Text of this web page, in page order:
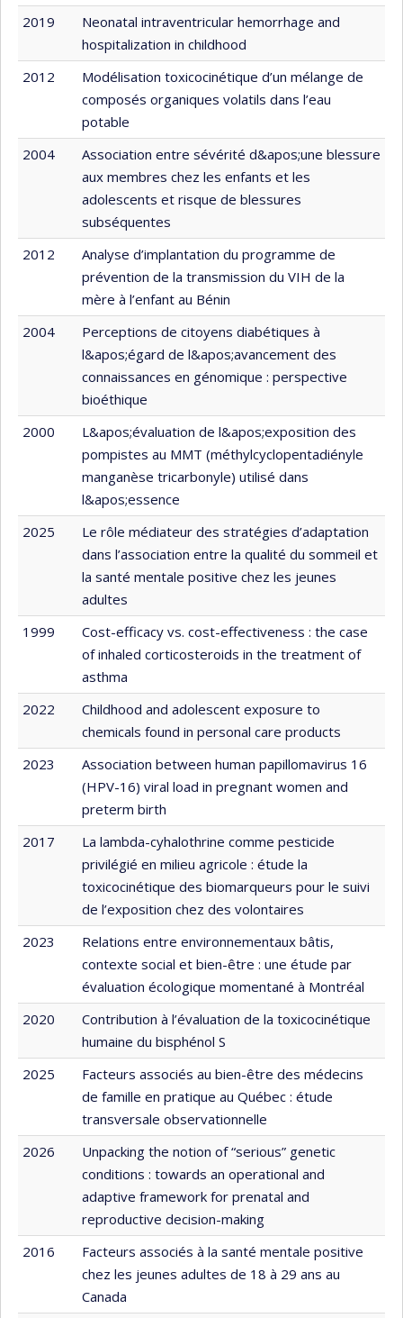
2019
Neonatal intraventricular hemorrhage and
hospitalization in childhood
2012
Modélisation toxicocinétique d’un mélange de
composés organiques volatils dans l’eau
potable
2004
Association entre sévérité d&apos;une blessure
aux membres chez les enfants et les
adolescents et risque de blessures
subséquentes
2012
Analyse d’implantation du programme de
prévention de la transmission du VIH de la
mère à l’enfant au Bénin
2004
Perceptions de citoyens diabétiques à
l&apos;égard de l&apos;avancement des
connaissances en génomique : perspective
bioéthique
2000
L&apos;évaluation de l&apos;exposition des
pompistes au MMT (méthylcyclopentadiényle
manganèse tricarbonyle) utilisé dans
l&apos;essence
2025
Le rôle médiateur des stratégies d’adaptation
dans l’association entre la qualité du sommeil et
la santé mentale positive chez les jeunes
adultes
1999
Cost-efficacy vs. cost-effectiveness : the case
of inhaled corticosteroids in the treatment of
asthma
2022
Childhood and adolescent exposure to
chemicals found in personal care products
2023
Association between human papillomavirus 16
(HPV-16) viral load in pregnant women and
preterm birth
2017
La lambda-cyhalothrine comme pesticide
privilégié en milieu agricole : étude la
toxicocinétique des biomarqueurs pour le suivi
de l’exposition chez des volontaires
2023
Relations entre environnementaux bâtis,
contexte social et bien-être : une étude par
évaluation écologique momentané à Montréal
2020
Contribution à l’évaluation de la toxicocinétique
humaine du bisphénol S
2025
Facteurs associés au bien-être des médecins
de famille en pratique au Québec : étude
transversale observationnelle
2026
Unpacking the notion of “serious” genetic
conditions : towards an operational and
adaptive framework for prenatal and
reproductive decision-making
2016
Facteurs associés à la santé mentale positive
chez les jeunes adultes de 18 à 29 ans au
Canada